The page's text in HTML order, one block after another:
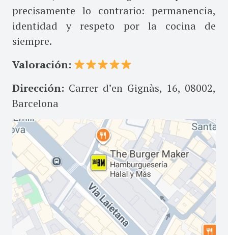
precisamente lo contrario: permanencia,
identidad y respeto por la cocina de
siempre.
Valoración:
Dirección: Carrer d’en Gignàs, 16, 08002,
Barcelona